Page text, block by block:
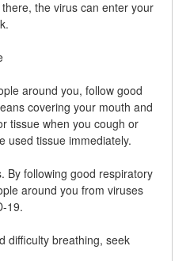
the virus can enter your
around you, follow good
covering your mouth and
tissue when you cough or
used tissue immediately.
By following good respiratory
around you from viruses
19.
difficulty breathing, seek